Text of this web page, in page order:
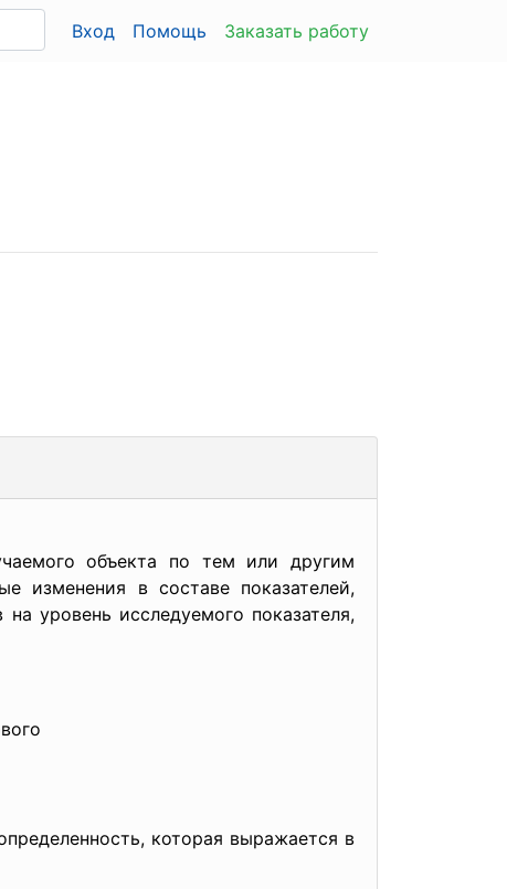
Вход Помощь Заказать работу
объекта по тем или другим
изменения в составе показателей,
уровень исследуемого показателя,
которая выражается в